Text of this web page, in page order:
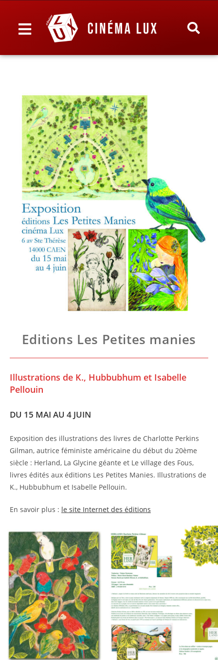
Editions Les Petites manies
Illustrations de K., Hubbubhum et Isabelle
Pellouin
DU 15 MAI AU 4 JUIN
Exposition des illustrations des livres de Charlotte Perkins
Gilman, autrice féministe américaine du début du 20ème
siècle : Herland, La Glycine géante et Le village des Fous,
livres édités aux éditions Les Petites Manies. Illustrations de
K., Hubbubhum et Isabelle Pellouin.
En savoir plus : le site Internet des éditions